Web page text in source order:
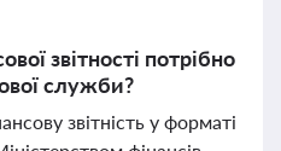
звітності потрібно
служби?
звітність у форматі